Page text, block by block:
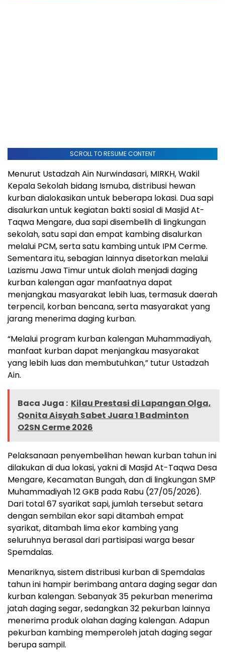
SCROLL TO RESUME CONTENT
Menurut Ustadzah Ain Nurwindasari, MIRKH, Wakil
Kepala Sekolah bidang Ismuba, distribusi hewan
kurban dialokasikan untuk beberapa lokasi. Dua sapi
disalurkan untuk kegiatan bakti sosial di Masjid At-
Taqwa Mengare, dua sapi disembelih di lingkungan
sekolah, satu sapi dan empat kambing disalurkan
melalui PCM, serta satu kambing untuk IPM Cerme.
Sementara itu, sebagian lainnya disetorkan melalui
Lazismu Jawa Timur untuk diolah menjadi daging
kurban kalengan agar manfaatnya dapat
menjangkau masyarakat lebih luas, termasuk daerah
terpencil, korban bencana, serta masyarakat yang
jarang menerima daging kurban.
“Melalui program kurban kalengan Muhammadiyah,
manfaat kurban dapat menjangkau masyarakat
yang lebih luas dan membutuhkan,” tutur Ustadzah
Ain.
Baca Juga : Kilau Prestasi di Lapangan Olga,
Qonita Aisyah Sabet Juara 1 Badminton
O2SN Cerme 2026
Pelaksanaan penyembelihan hewan kurban tahun ini
dilakukan di dua lokasi, yakni di Masjid At-Taqwa Desa
Mengare, Kecamatan Bungah, dan di lingkungan SMP
Muhammadiyah 12 GKB pada Rabu (27/05/2026).
Dari total 67 syarikat sapi, jumlah tersebut setara
dengan sembilan ekor sapi ditambah empat
syarikat, ditambah lima ekor kambing yang
seluruhnya berasal dari partisipasi warga besar
Spemdalas.
Menariknya, sistem distribusi kurban di Spemdalas
tahun ini hampir berimbang antara daging segar dan
kurban kalengan. Sebanyak 35 pekurban menerima
jatah daging segar, sedangkan 32 pekurban lainnya
menerima produk olahan daging kalengan. Adapun
pekurban kambing memperoleh jatah daging segar
berupa sampil.